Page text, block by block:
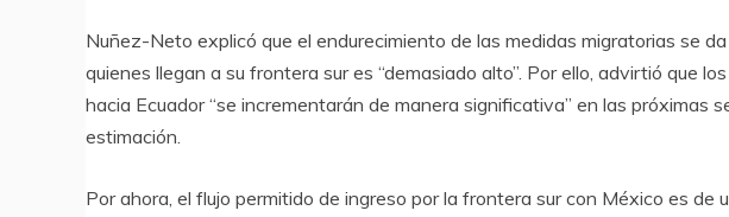
Nuñez-Neto explicó que el endurecimiento de las medidas migratorias se
quienes llegan a su frontera sur es “demasiado alto”. Por ello, advirtió que
hacia Ecuador “se incrementarán de manera significativa” en las próximas
estimación.
Por ahora, el flujo permitido de ingreso por la frontera sur con México es de